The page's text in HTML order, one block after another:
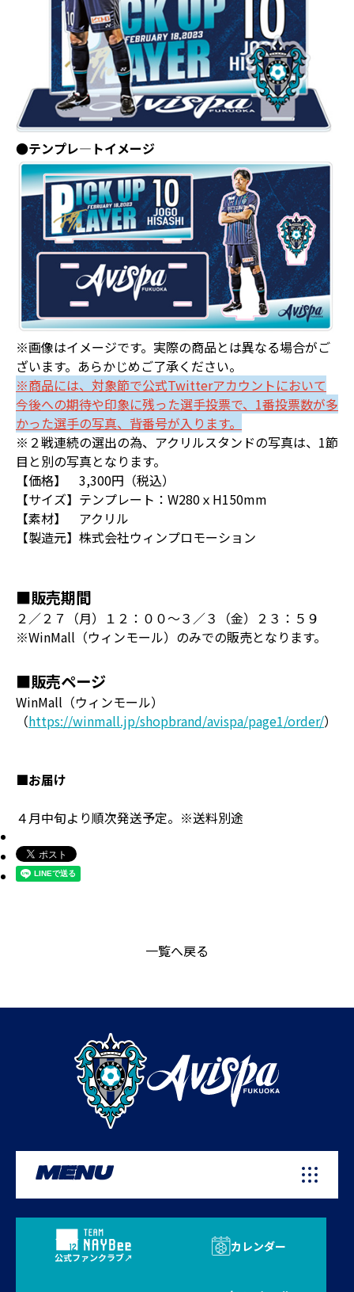
●テンプレ―トイメージ
※画像はイメージです。実際の商品とは異なる場合がご
ざいます。あらかじめご了承ください。
※商品には、対象節で公式Twitterアカウントにおいて
今後への期待や印象に残った選手投票で、1番投票数が多
かった選手の写真、背番号が入ります。
※２戦連続の選出の為、アクリルスタンドの写真は、1節
目と別の写真となります。
【価格】 3,300円（税込）
【サイズ】テンプレート：W280ｘH150mm
【素材】 アクリル
【製造元】株式会社ウィンプロモーション
■販売期間
２／２７（月）１２：００～３／３（金）２３：５９
※WinMall（ウィンモール）のみでの販売となります。
■販売ページ
WinMall（ウィンモール）
（https://winmall.jp/shopbrand/avispa/page1/order/）
■お届け
４月中旬より順次発送予定。※送料別途
一覧へ戻る
MENU
公式ファンクラブ
カレンダー